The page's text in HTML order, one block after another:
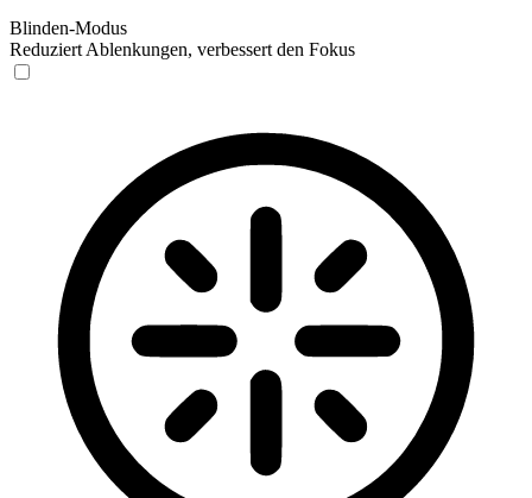
Blinden-Modus
Reduziert Ablenkungen, verbessert den Fokus